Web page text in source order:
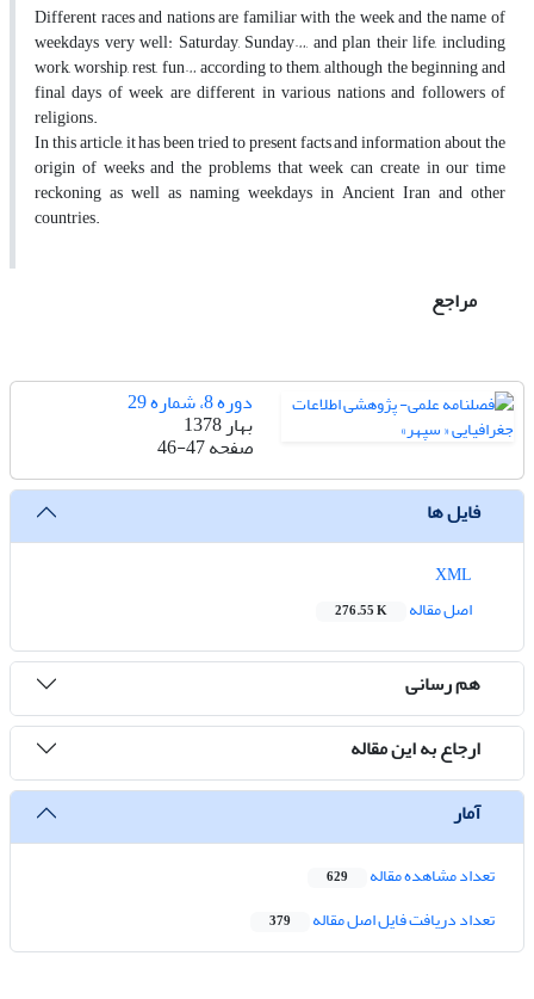
Different races and nations are familiar with the week and the name of
weekdays very well: Saturday, Sunday…, and plan their life, including
work, worship, rest, fun… according to them, although the beginning and
final days of week are different in various nations and followers of
religions.
In this article, it has been tried to present facts and information about the
origin of weeks and the problems that week can create in our time
reckoning as well as naming weekdays in Ancient Iran and other
countries.
مراجع
دوره 8، شماره 29
بهار 1378
صفحه46-47
فایل ها
اصل مقاله
276.55 K
هم رسانی
ارجاع به این مقاله
آمار
تعداد مشاهده مقاله 629
تعداد دریافت فایل اصل مقاله 379